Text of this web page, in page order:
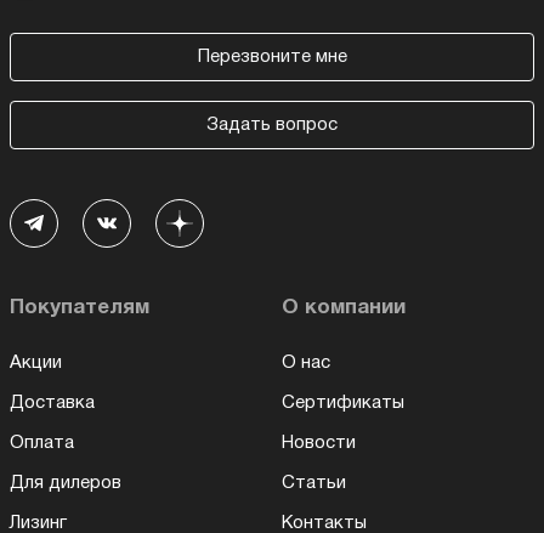
Перезвоните мне
Задать вопрос
Покупателям
Акции
Доставка
Оплата
Для дилеров
Лизинг
О компании
О нас
Сертификаты
Новости
Статьи
Контакты